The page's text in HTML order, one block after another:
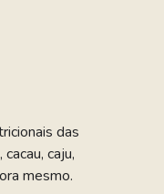
das
caju,
mesmo.